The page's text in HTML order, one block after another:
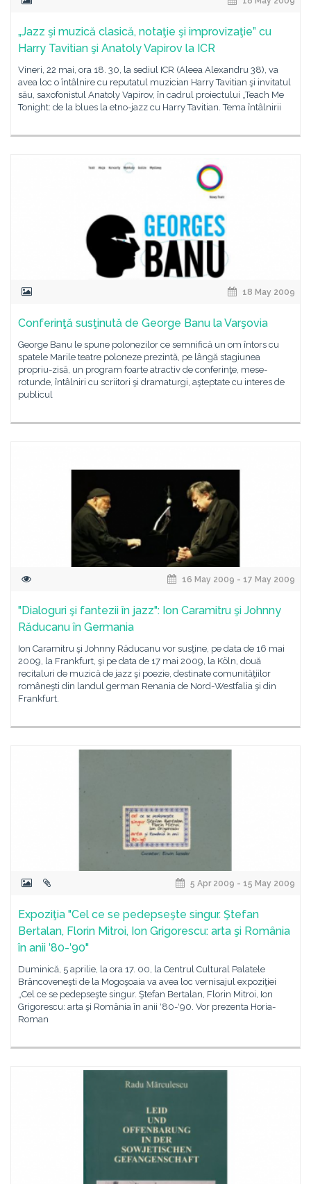
„Jazz şi muzică clasică, notaţie şi improvizaţie” cu
Harry Tavitian şi Anatoly Vapirov la ICR
Vineri, 22 mai, ora 18. 30, la sediul ICR (Aleea Alexandru 38), va
avea loc o întâlnire cu reputatul muzician Harry Tavitian şi invitatul
său, saxofonistul Anatoly Vapirov, în cadrul proiectului „Teach Me
Tonight: de la blues la etno-jazz cu Harry Tavitian. Tema întâlnirii
18 May 2009
Conferinţă susţinută de George Banu la Varşovia
George Banu le spune polonezilor ce semnifică un om întors cu
spatele Marile teatre poloneze prezintă, pe lângă stagiunea
propriu-zisă, un program foarte atractiv de conferinţe, mese-
rotunde, întâlniri cu scriitori şi dramaturgi, aşteptate cu interes de
publicul
16 May 2009 - 17 May 2009
"Dialoguri şi fantezii în jazz": Ion Caramitru şi Johnny
Răducanu în Germania
Ion Caramitru şi Johnny Răducanu vor susţine, pe data de 16 mai
2009, la Frankfurt, şi pe data de 17 mai 2009, la Köln, două
recitaluri de muzică de jazz şi poezie, destinate comunităţiilor
româneşti din landul german Renania de Nord-Westfalia şi din
Frankfurt.
5 Apr 2009 - 15 May 2009
Expoziţia "Cel ce se pedepseşte singur. Ştefan
Bertalan, Florin Mitroi, Ion Grigorescu: arta şi România
în anii ′80-′90"
Duminică, 5 aprilie, la ora 17. 00, la Centrul Cultural Palatele
Brâncoveneşti de la Mogoşoaia va avea loc vernisajul expoziţiei
„Cel ce se pedepseşte singur. Ştefan Bertalan, Florin Mitroi, Ion
Grigorescu: arta şi România în anii ′80-′90. Vor prezenta Horia-
Roman